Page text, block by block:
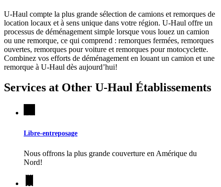
U-Haul compte la plus grande sélection de camions et remorques de
location locaux et à sens unique dans votre région. U-Haul offre un
processus de déménagement simple lorsque vous louez un camion
ou une remorque, ce qui comprend : remorques fermées, remorques
ouvertes, remorques pour voiture et remorques pour motocyclette.
Combinez vos efforts de déménagement en louant un camion et une
remorque à U-Haul dès aujourd’hui!
Services at Other U-Haul Établissements
Libre-entreposage
Nous offrons la plus grande couverture en Amérique du
Nord!